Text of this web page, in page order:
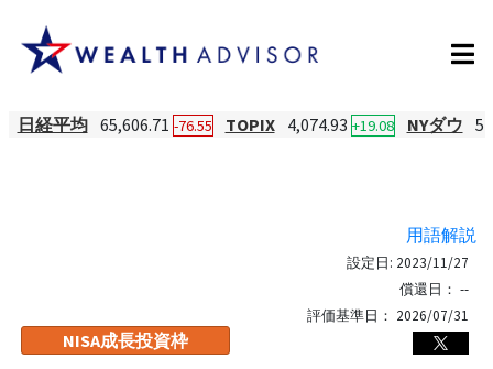
日経平均 65,606.71 -76.55 TOPIX 4,074.93 +19.08 NYダウ
用語解説
NISA成長投資枠
設定日: 2023/11/27
償還日： --
評価基準日： 2026/07/31